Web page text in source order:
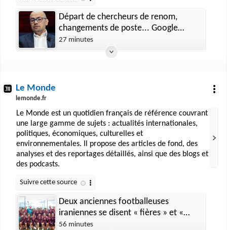
Départ de chercheurs de renom,
changements de poste... Google
annonce une réorganisation majeure
de sa division d'IA pour rattraper son
27 minutes
Le Monde
lemonde.fr
Le Monde est un quotidien français de référence couvrant
une large gamme de sujets : actualités internationales,
politiques, économiques, culturelles et
environnementales. Il propose des articles de fond, des
analyses et des reportages détaillés, ainsi que des blogs et
des podcasts.
Deux anciennes footballeuses
iraniennes se disent « fières » et «
profondément reconnaissantes »
56 minutes